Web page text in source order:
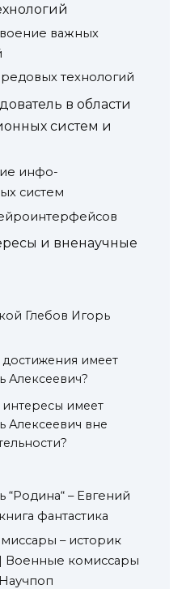
важных
технологий
в области
систем и
инфо-
систем
и вненаучные
Глебов Игорь
достижения имеет
Алексеевич?
интересы имеет
Алексеевич вне
“Родина“ – Евгений
фантастика
– историк
Военные комиссары